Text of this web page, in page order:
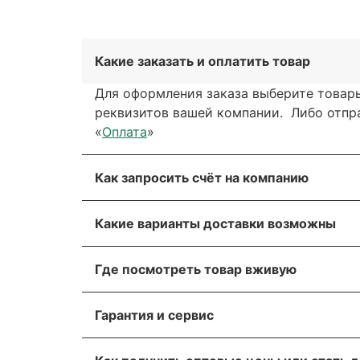
Какие заказать и оплатить товар
Для оформления заказа выберите
реквизитов вашей компании. Либо
«Оплата»
Как запросить счёт на компанию
обратной связи. Мы свяжемся с вами в
Для получения более подробной
Пожалуйста, прикрепите реквизиты
оборудование.
Какие варианты доставки возможны
через транспортную компанию.
Мы отправляем грузы транспортной
Вы можете заказать доставку
Где посмотреть товар вживую
убедиться лично! Адрес склада указан в
Гарантия и сервис